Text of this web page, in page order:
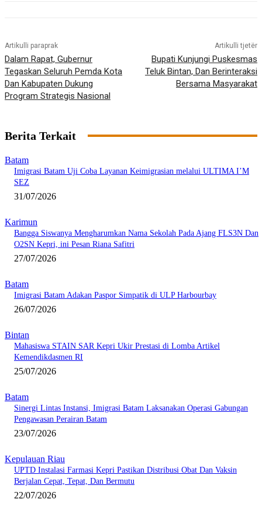
Artikulli paraprak
Dalam Rapat, Gubernur
Tegaskan Seluruh Pemda Kota
Dan Kabupaten Dukung
Program Strategis Nasional
Artikulli tjetër
Bupati Kunjungi Puskesmas
Teluk Bintan, Dan Berinteraksi
Bersama Masyarakat
Berita Terkait
Batam
Imigrasi Batam Uji Coba Layanan Keimigrasian melalui ULTIMA I’M
SEZ
31/07/2026
Karimun
Bangga Siswanya Mengharumkan Nama Sekolah Pada Ajang FLS3N Dan
O2SN Kepri, ini Pesan Riana Safitri
27/07/2026
Batam
Imigrasi Batam Adakan Paspor Simpatik di ULP Harbourbay
26/07/2026
Bintan
Mahasiswa STAIN SAR Kepri Ukir Prestasi di Lomba Artikel
Kemendikdasmen RI
25/07/2026
Batam
Sinergi Lintas Instansi, Imigrasi Batam Laksanakan Operasi Gabungan
Pengawasan Perairan Batam
23/07/2026
Kepulauan Riau
UPTD Instalasi Farmasi Kepri Pastikan Distribusi Obat Dan Vaksin
Berjalan Cepat, Tepat, Dan Bermutu
22/07/2026